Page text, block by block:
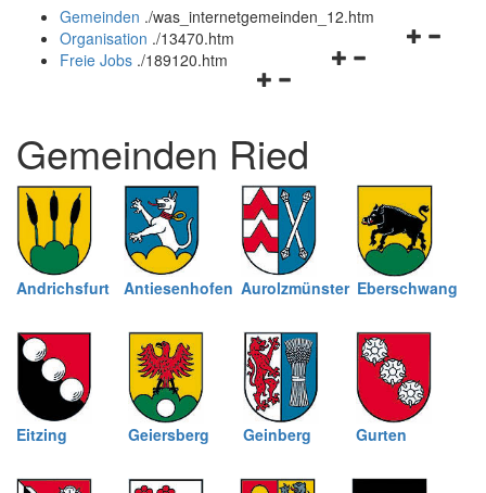
Gemeinden ./was_internetgemeinden_12.htm
Navigationsmenü
Organisation ./13470.htm
Navigationsmenü
schließen
Freie Jobs ./189120.htm
Gemeinden Ried
Andrichsfurt Antiesenhofen Aurolzmünster Eberschwang
Eitzing Geiersberg Geinberg Gurten